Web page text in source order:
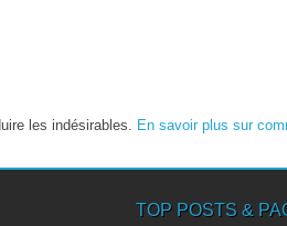
les indésirables. En savoir plus sur
TOP POSTS &